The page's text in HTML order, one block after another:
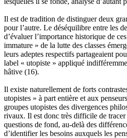
Il est de tradition de distinguer deux
pour l’autre. Le déséquilibre entre les
d’évaluer l’importance historique de
immature » de la lutte des classes
leurs adeptes respectifs partageaient
label « utopiste » appliqué
hâtive (16).
Il existe naturellement de forts
utopistes » à part entière et aux
groupes utopistes des divergences
rivaux. Il est donc très difficile de tracer
questions de fond, au-delà des
d’identifier les besoins auxquels les